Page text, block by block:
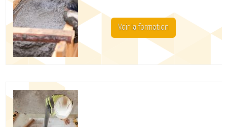
Voir la formation